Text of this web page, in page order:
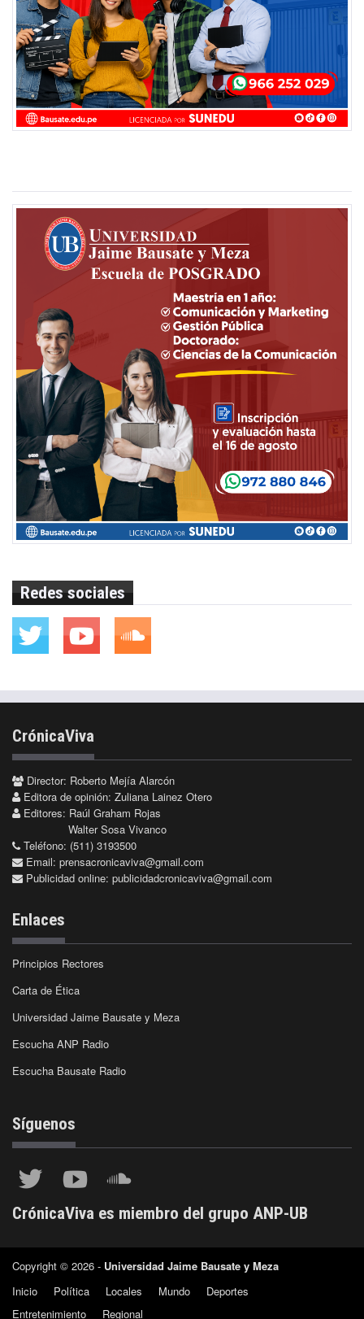
Redes sociales
CrónicaViva
Director: Roberto Mejía Alarcón
Editora de opinión: Zuliana Lainez Otero
Editores: Raúl Graham Rojas
Walter Sosa Vivanco
Teléfono: (511) 3193500
Email: prensacronicaviva@gmail.com
Publicidad online: publicidadcronicaviva@gmail.com
Enlaces
Principios Rectores
Carta de Ética
Universidad Jaime Bausate y Meza
Escucha ANP Radio
Escucha Bausate Radio
Síguenos
CrónicaViva es miembro del grupo ANP-UB
Copyright © 2026 - Universidad Jaime Bausate y Meza
Inicio
Política Locales Mundo
Deportes
Entretenimiento
Regional